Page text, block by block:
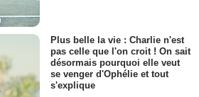
Plus belle la vie : Charlie n'est
pas celle que l'on croit ! On sait
désormais pourquoi elle veut
se venger d'Ophélie et tout
s'explique